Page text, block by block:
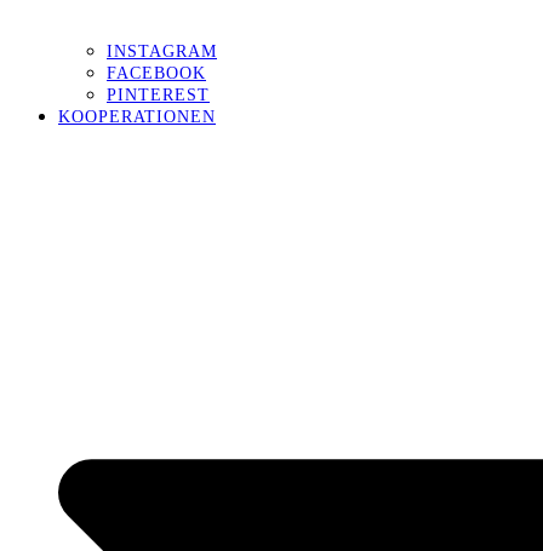
INSTAGRAM
FACEBOOK
PINTEREST
KOOPERATIONEN